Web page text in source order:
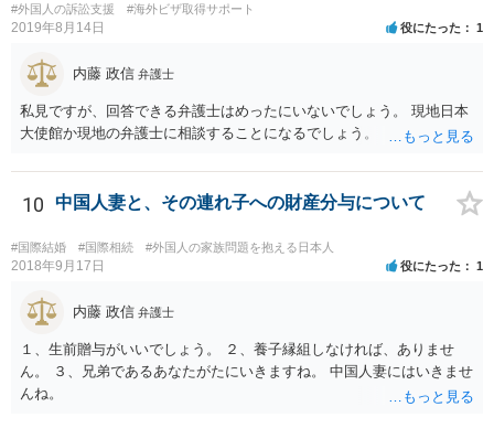
#外国人の訴訟支援
#海外ビザ取得サポート
2019年8月14日 役にたった 1
内藤 政信 弁護士
私見ですが、回答できる弁護士はめったにいないでしょう。 現地日本
大使館か現地の弁護士に相談することになるでしょう。
10 中国人妻と、その連れ子への財産分与について
#国際結婚 #国際相続 #外国人の家族問題を抱える日本人
2018年9月17日 役にたった 1
内藤 政信 弁護士
１、生前贈与がいいでしょう。 ２、養子縁組しなければ、ありませ
ん。 ３、兄弟であるあなたがたにいきますね。 中国人妻にはいきませ
んね。